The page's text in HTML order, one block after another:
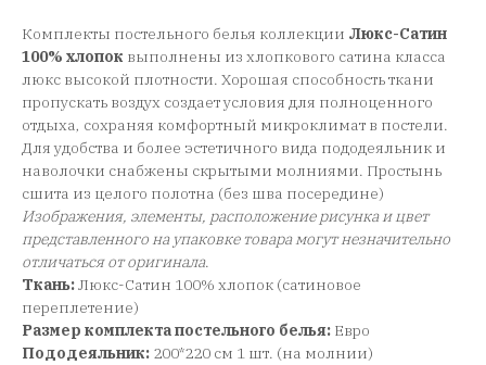
Комплекты постельного белья коллекции Люкс-Сатин
100% хлопок выполнены из хлопкового сатина класса
люкс высокой плотности. Хорошая способность ткани
пропускать воздух создает условия для полноценного
отдыха, сохраняя комфортный микроклимат в постели.
Для удобства и более эстетичного вида пододеяльник и
наволочки снабжены скрытыми молниями. Простынь
сшита из целого полотна (без шва посередине)
Изображения, элементы, расположение рисунка и цвет
представленного на упаковке товара могут незначительно
отличаться от оригинала.
Ткань:Люкс-Сатин 100% хлопок (сатиновое
переплетение)
Размер комплекта постельного белья: Евро
Пододеяльник: 200*220 см 1 шт. (на молнии)